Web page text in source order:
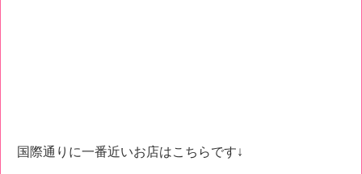
国際通りに一番近いお店はこちらです↓